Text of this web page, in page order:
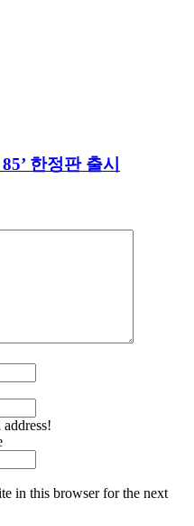
한정판 출시
in this browser for the next